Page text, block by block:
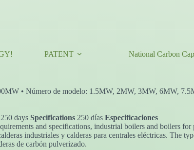
PATENT National Carbon
• Número de modelo: 1.5MW, 2MW, 3MW, 6MW,
days Specifications 250 días Especificaciones
and specifications, industrial boilers and boilers
industriales y calderas para centrales eléctricas. The
de carbón pulverizado.